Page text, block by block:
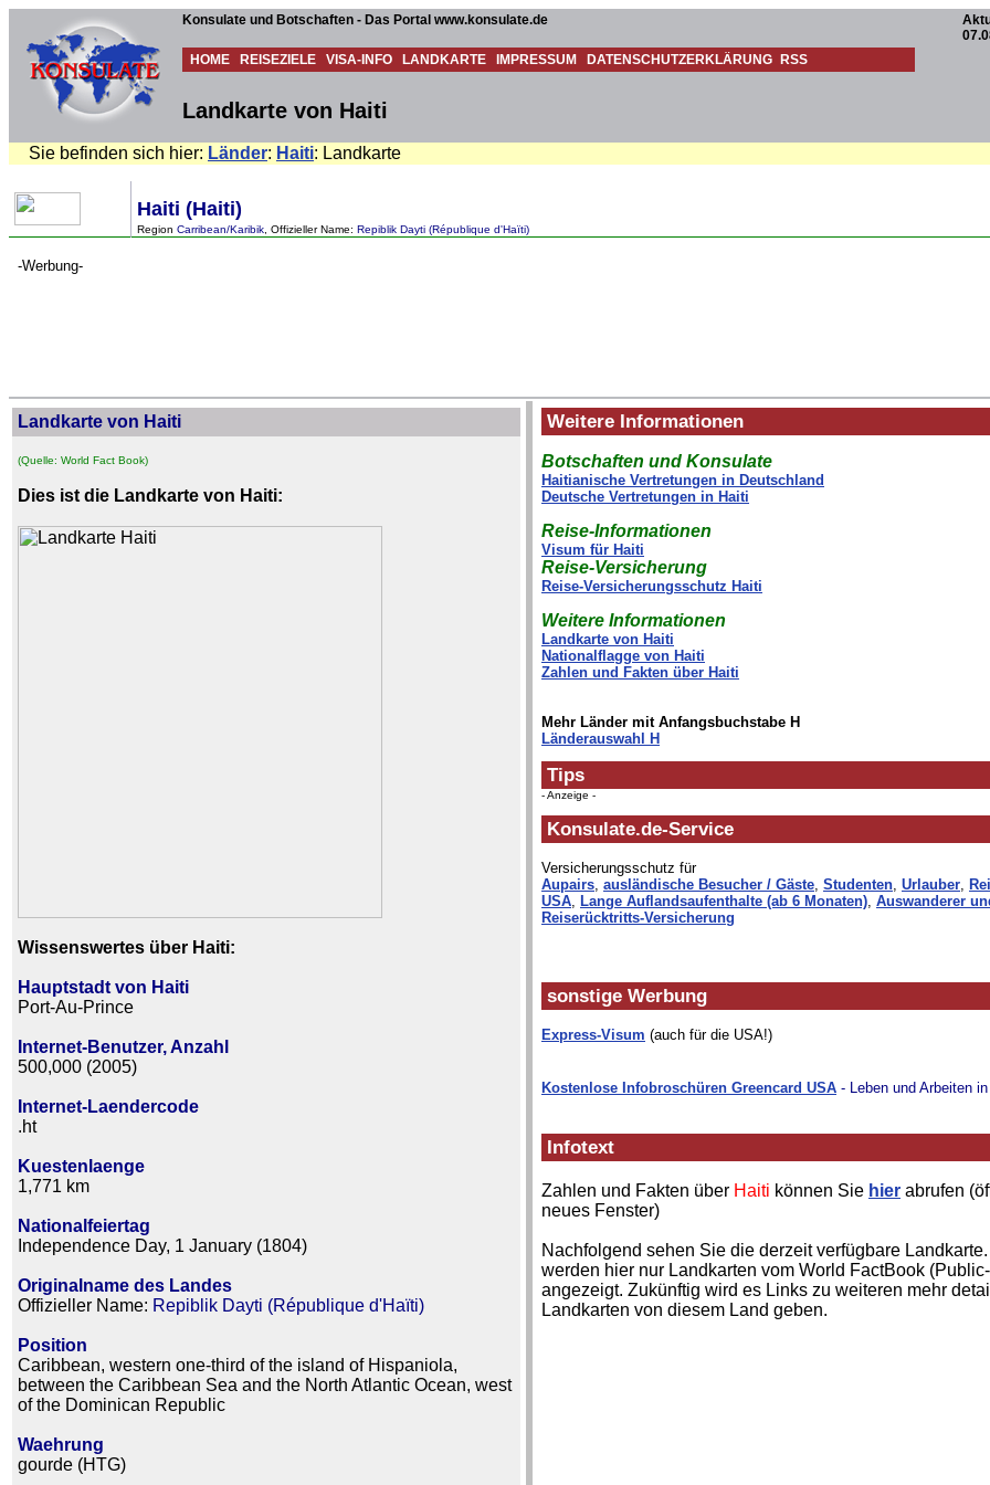
Konsulate und Botschaften - Das Portal www.konsulate.de
HOME REISEZIELE VISA-INFO LANDKARTE IMPRESSUM DATENSCHUTZERKLÄRUNG RSS
Landkarte von Haiti
Sie befinden sich hier: Länder: Haiti: Landkarte
Haiti (Haiti)
Region Carribean/Karibik , Offizieller Name: Repiblik Dayti (République d'Haïti)
-Werbung-
Landkarte von Haiti
(Quelle: World Fact Book)
Dies ist die Landkarte von Haiti:
Wissenswertes über Haiti:
Hauptstadt von Haiti
Port-Au-Prince
Internet-Benutzer, Anzahl
500,000 (2005)
Internet-Laendercode
.ht
Kuestenlaenge
1,771 km
Nationalfeiertag
Independence Day, 1 January (1804)
Originalname des Landes
Offizieller Name: Repiblik Dayti (République d'Haïti)
Position
Caribbean, western one-third of the island of Hispaniola,
between the Caribbean Sea and the North Atlantic Ocean, west
of the Dominican Republic
Waehrung
gourde (HTG)
Weitere Informationen
Botschaften und Konsulate
Haitianische Vertretungen in Deutschland
Deutsche Vertretungen in Haiti
Reise-Informationen
Visum für Haiti
Reise-Versicherung
Reise-Versicherungsschutz Haiti
Weitere Informationen
Landkarte von Haiti
Nationalflagge von Haiti
Zahlen und Fakten über Haiti
Mehr Länder mit Anfangsbuchstabe H
Länderauswahl H
Tips
- Anzeige -
Konsulate.de-Service
Versicherungsschutz für
Aupairs, ausländische Besucher / Gäste, Studenten, Urlauber,
USA, Lange Auflandsaufenthalte (ab 6 Monaten), Auswanderer
Reiserücktritts-Versicherung
sonstige Werbung
Express-Visum (auch für die USA!)
Kostenlose Infobroschüren Greencard USA - Leben und Arbeiten
Infotext
Zahlen und Fakten über Haiti können Sie hier abrufen
neues Fenster)
Nachfolgend sehen Sie die derzeit verfügbare
werden hier nur Landkarten vom World FactBook
angezeigt. Zukünftig wird es Links zu weiteren mehr
Landkarten von diesem Land geben.